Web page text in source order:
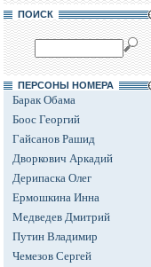
ПОИСК
ПЕРСОНЫ НОМЕРА
Барак Обама
Боос Георгий
Гайсанов Рашид
Дворкович Аркадий
Дерипаска Олег
Ермошкина Инна
Медведев Дмитрий
Путин Владимир
Чемезов Сергей